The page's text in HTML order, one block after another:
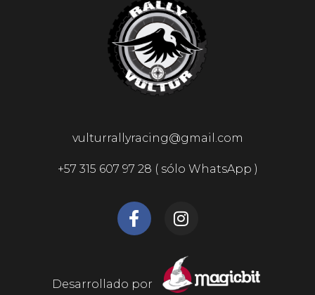
vulturrallyracing@gmail.com
+57 315 607 97 28 ( sólo WhatsApp )
Desarrollado por